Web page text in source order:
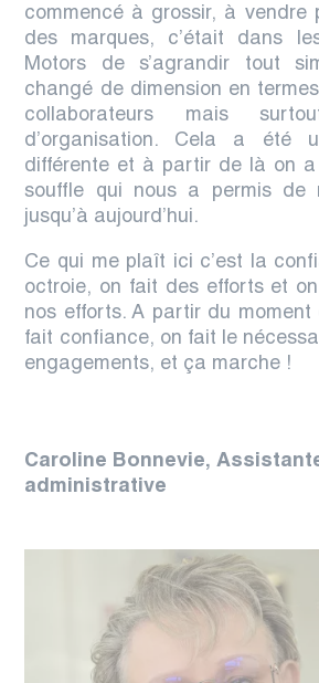
commencé à grossir, à vendre
des marques, c’était dans
Motors de s’agrandir tout
changé de dimension en
collaborateurs mais
d’organisation. Cela a été
différente et à partir de là on
souffle qui nous a permis de
jusqu’à aujourd’hui.
Ce qui me plaît ici c’est la
octroie, on fait des efforts et
nos efforts. A partir du moment
fait confiance, on fait le
engagements, et ça marche !
Caroline Bonnevie,
administrative